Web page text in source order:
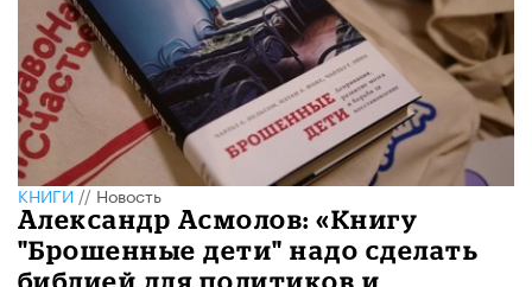
КНИГИ//Новость
Александр Асмолов: «Книгу
"Брошенные дети" надо сделать
библией для политиков и